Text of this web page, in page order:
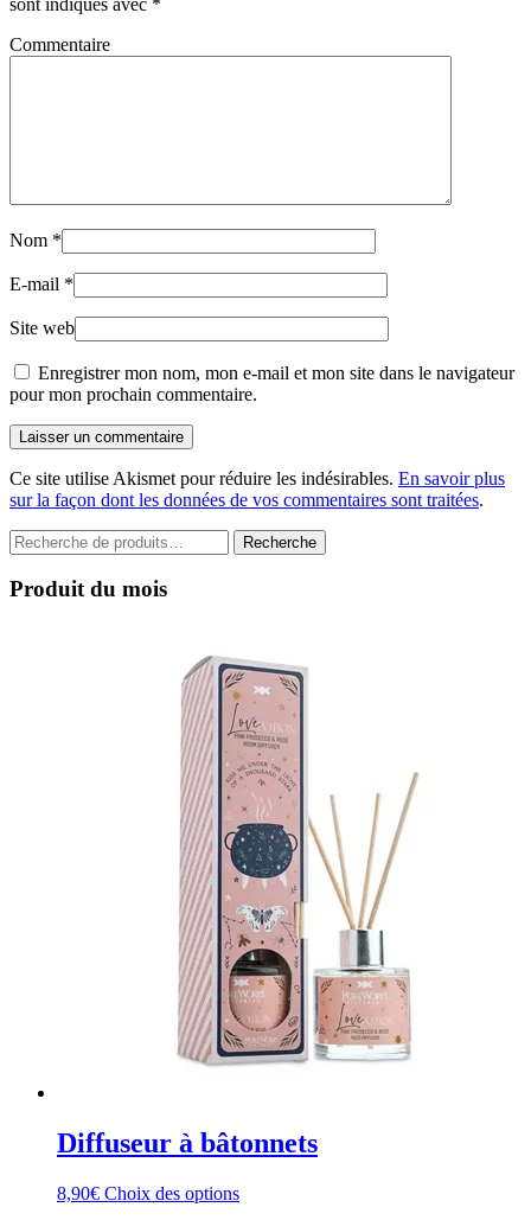
Commentaire
Nom *
E-mail *
Site web
Enregistrer mon nom, mon e-mail et mon site dans le navigateur
pour mon prochain commentaire.
Laisser un commentaire
Ce site utilise Akismet pour réduire les indésirables. En savoir plus
sur la façon dont les données de vos commentaires sont traitées.
Recherche
pour :
Recherche
Produit du mois
Diffuseur à bâtonnets
8,90€ Choix des optionsCe